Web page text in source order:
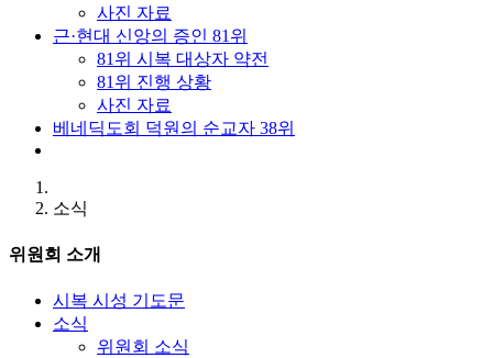
사진 자료
근·현대 신앙의 증인 81위
81위 시복 대상자 약전
81위 진행 상황
사진 자료
베네딕도회 덕원의 순교자 38위
소식
위원회 소개
시복 시성 기도문
소식
위원회 소식